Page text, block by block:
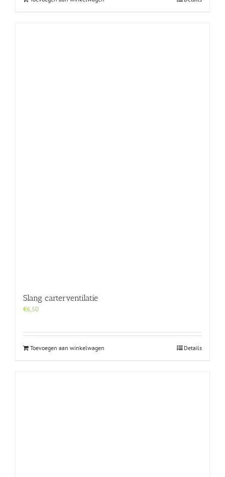
Slang carterventilatie
€6,50
Toevoegen aan winkelwagen Details